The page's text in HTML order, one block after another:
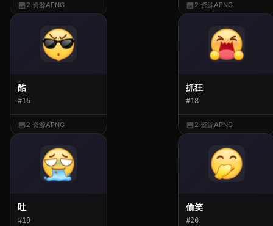
2 资源APNG 2 资源APNG
酷
#16
2 资源APNG
抓狂
#18
2 资源APNG
吐
#19
偷笑
#20